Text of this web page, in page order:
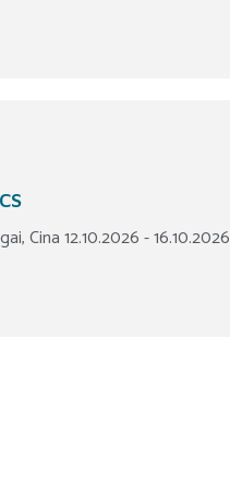
Cina 12.10.2026 - 16.10.2026